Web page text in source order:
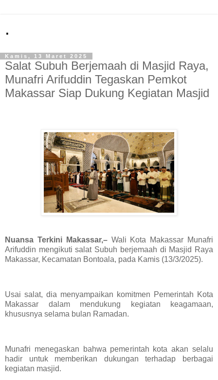
.
Kamis, 13 Maret 2025
Salat Subuh Berjemaah di Masjid Raya,
Munafri Arifuddin Tegaskan Pemkot
Makassar Siap Dukung Kegiatan Masjid
Nuansa Terkini Makassar,–Wali Kota Makassar Munafri
Arifuddin mengikuti salat Subuh berjemaah di Masjid Raya
Makassar, Kecamatan Bontoala, pada Kamis (13/3/2025).
Usai salat, dia menyampaikan komitmen Pemerintah Kota
Makassar dalam mendukung kegiatan keagamaan,
khususnya selama bulan Ramadan.
Munafri menegaskan bahwa pemerintah kota akan selalu
hadir untuk memberikan dukungan terhadap berbagai
kegiatan masjid.